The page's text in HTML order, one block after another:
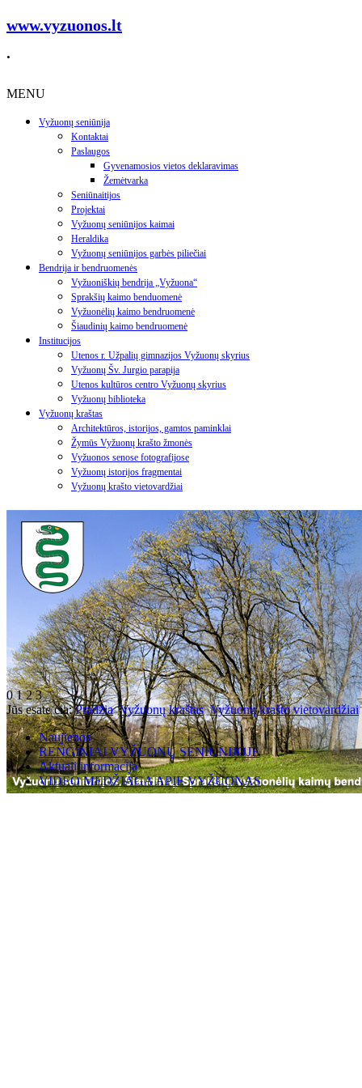
www.vyzuonos.lt
.
MENU
Vyžuonų seniūnija
Kontaktai
Paslaugos
Gyvenamosios vietos deklaravimas
Žemėtvarka
Seniūnaitijos
Projektai
Vyžuonų seniūnijos kaimai
Heraldika
Vyžuonų seniūnijos garbės piliečiai
Bendrija ir bendruomenės
Vyžuoniškių bendrija „Vyžuona“
Sprakšių kaimo benduomenė
Vyžuonėlių kaimo bendruomenė
Šiaudinių kaimo bendruomenė
Institucijos
Utenos r. Užpalių gimnazijos Vyžuonų skyrius
Vyžuonų Šv. Jurgio parapija
Utenos kultūros centro Vyžuonų skyrius
Vyžuonų biblioteka
Vyžuonų kraštas
Architektūros, istorijos, gamtos paminklai
Žymūs Vyžuonų krašto žmonės
Vyžuonos senose fotografijose
Vyžuonų istorijos fragmentai
Vyžuonų krašto vietovardžiai
0123
Jūs esate čia:Pradžia Vyžuonų kraštas Vyžuonų krašto vietovardžiai
Naujienos
RENGINIAI VYŽUONŲ SENIŪNIJOJE
Aktuali informacija
VIDEO MEDŽIAGA APIE VYŽUONAS